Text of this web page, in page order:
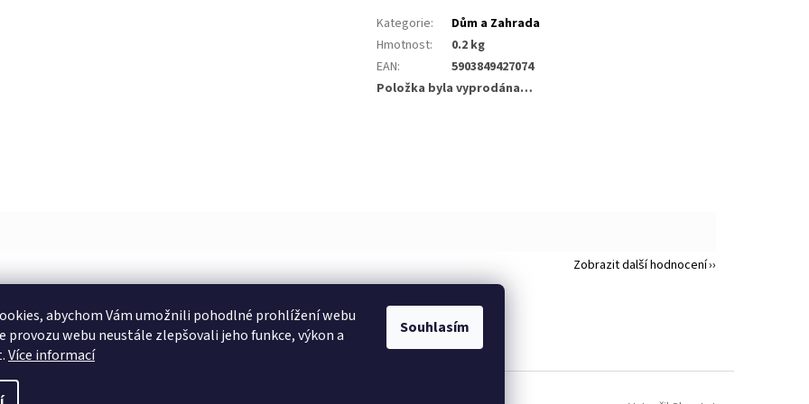
abychom Vám umožnili pohodlné prohlížení webu
provozu webu neustále zlepšovali jeho funkce, výkon a
Více informací
Souhlasím
Kategorie:
Dům a Zahrada
Hmotnost:
0.2 kg
EAN:
5903849427074
Položka byla vyprodána…
Zobrazit další hodnocení